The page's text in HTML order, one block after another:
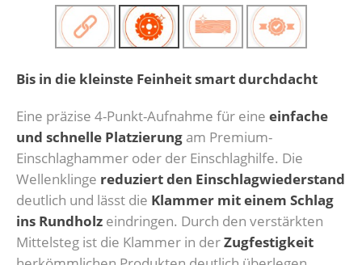
Bis in die kleinste Feinheit smart durchdacht
Eine präzise 4-Punkt-Aufnahme für eine einfache
und schnelle Platzierung am Premium-
Einschlaghammer oder der Einschlaghilfe. Die
Wellenklinge reduziert den Einschlagwiederstand
deutlich und lässt die Klammer mit einem Schlag
ins Rundholz eindringen. Durch den verstärkten
Mittelsteg ist die Klammer in derZugfestigkeit